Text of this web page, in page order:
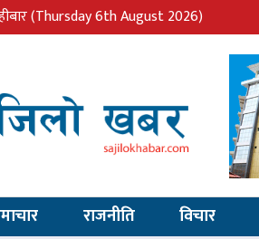
(Thursday 6th August 2026)
राजनीति विचार